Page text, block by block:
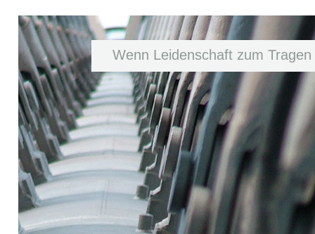
Wenn Leidenschaft zum